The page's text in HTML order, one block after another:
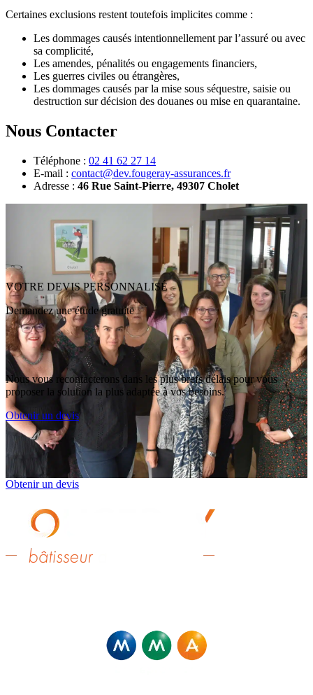
Certaines exclusions restent toutefois implicites comme :
Les dommages causés intentionnellement par l’assuré ou avec
sa complicité,
Les amendes, pénalités ou engagements financiers,
Les guerres civiles ou étrangères,
Les dommages causés par la mise sous séquestre, saisie ou
destruction sur décision des douanes ou mise en quarantaine.
Nous Contacter
Téléphone : 02 41 62 27 14
E-mail : contact@dev.fougeray-assurances.fr
Adresse : 46 Rue Saint-Pierre, 49307 Cholet
VOTRE DEVIS PERSONNALISÉ
Demandez une étude gratuite
Nous vous recontacterons dans les plus brefs délais pour vous
proposer la solution la plus adaptée à vos besoins.
Obtenir un devis
Obtenir un devis